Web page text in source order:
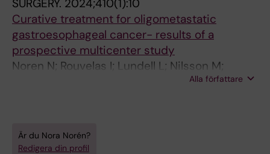
SURGERY. 2024;410(1):10
Curative treatment for oligometastatic
gastroesophageal cancer- results of a
prospective multicenter study
Noren N; Rouvelas I; Lundell L; Nilsson M;
Sunde B; Szabo E; Edholm D; Hedberg J;
Alla författare
Är du Nora Norén?
Redigera din profil